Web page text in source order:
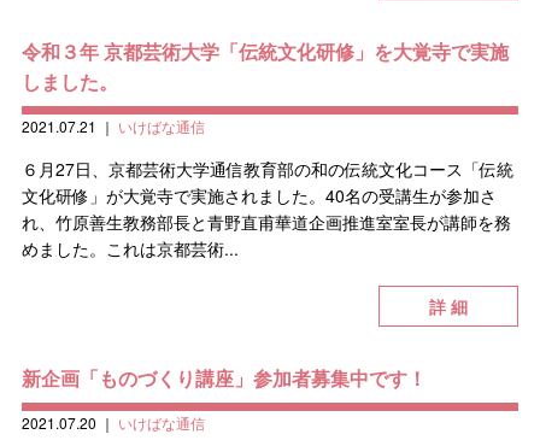
令和３年 京都芸術大学「伝統文化研修」を大覚寺で実施
しました。
2021.07.21 ｜ いけばな通信
６月27日、京都芸術大学通信教育部の和の伝統文化コース「伝統
文化研修」が大覚寺で実施されました。40名の受講生が参加さ
れ、竹原善生教務部長と青野直甫華道企画推進室室長が講師を務
めました。これは京都芸術...
詳 細
新企画「ものづくり講座」参加者募集中です！
2021.07.20 ｜ いけばな通信